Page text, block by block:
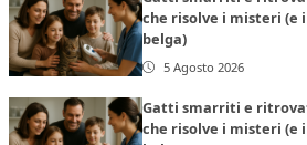
che risolve i misteri (e
belga)
5 Agosto 2026
Gatti smarriti e
che risolve i misteri (e